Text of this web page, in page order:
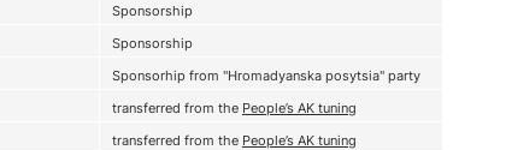
Sponsorship
Sponsorship
Sponsorhip from "Hromadyanska posytsia" party
transferred from the People’s AK tuning
transferred from the People’s AK tuning